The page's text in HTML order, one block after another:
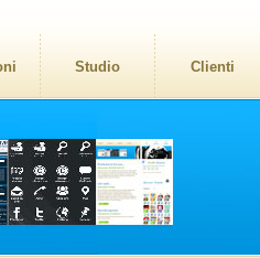
Studio Clienti